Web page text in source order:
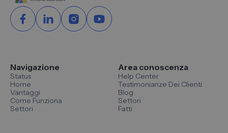
Navigazione
Status
Home
Vantaggi
Come Funziona
Settori
Area conoscenza
Help Center
Testimonianze Dei Clienti
Blog
Settori
Fatti